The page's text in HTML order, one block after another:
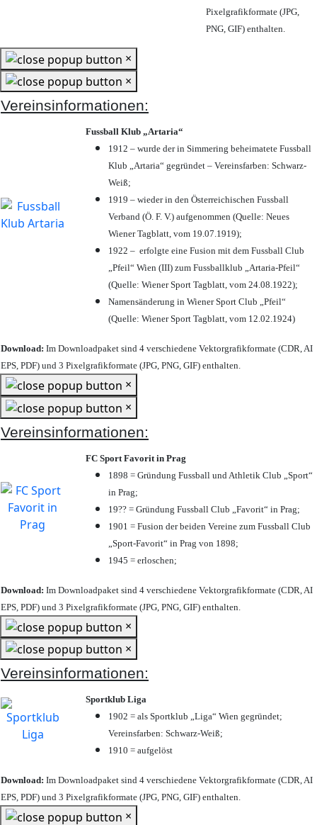
Pixelgrafikformate (JPG,
PNG, GIF) enthalten.
×
×
Vereinsinformationen:
Fussball Klub „Artaria“
1912 – wurde der in Simmering beheimatete Fussball
Klub „Artaria“ gegründet – Vereinsfarben: Schwarz-
Weiß;
1919 – wieder in den Österreichischen Fussball
Verband (Ö. F. V.) aufgenommen (Quelle: Neues
Wiener Tagblatt, vom 19.07.1919);
1922 – erfolgte eine Fusion mit dem Fussball Club
„Pfeil“ Wien (III) zum Fussballklub „Artaria-Pfeil“
(Quelle: Wiener Sport Tagblatt, vom 24.08.1922);
Namensänderung in Wiener Sport Club „Pfeil“
(Quelle: Wiener Sport Tagblatt, vom 12.02.1924)
Download: Im Downloadpaket sind 4 verschiedene Vektorgrafikformate (CDR, AI
EPS, PDF) und 3 Pixelgrafikformate (JPG, PNG, GIF) enthalten.
×
×
Vereinsinformationen:
FC Sport Favorit in Prag
1898 = Gründung Fussball und Athletik Club „Sport“
in Prag;
19?? = Gründung Fussball Club „Favorit“ in Prag;
1901 = Fusion der beiden Vereine zum Fussball Club
„Sport-Favorit“ in Prag von 1898;
1945 = erloschen;
Download: Im Downloadpaket sind 4 verschiedene Vektorgrafikformate (CDR, AI
EPS, PDF) und 3 Pixelgrafikformate (JPG, PNG, GIF) enthalten.
×
×
Vereinsinformationen:
Sportklub Liga
1902 = als Sportklub „Liga“ Wien gegründet;
Vereinsfarben: Schwarz-Weiß;
1910 = aufgelöst
Download: Im Downloadpaket sind 4 verschiedene Vektorgrafikformate (CDR, AI
EPS, PDF) und 3 Pixelgrafikformate (JPG, PNG, GIF) enthalten.
×